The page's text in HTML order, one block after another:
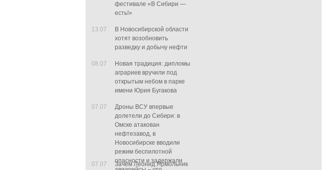
фестивале «В Сибири —
есть!»
13.07
В Новосибирской области
хотят возобновить
разведку и добычу нефти
08.07
Новая традиция: дипломы
аграриев вручили под
открытым небом в парке
имени Юрия Бугакова
07.07
Дроны ВСУ впервые
долетели до Сибири: в
Омске атакован
нефтезавод, в
Новосибирске вводили
режим беспилотной
опасности и задержали
07.07
Зачем Леонид Ярмольник